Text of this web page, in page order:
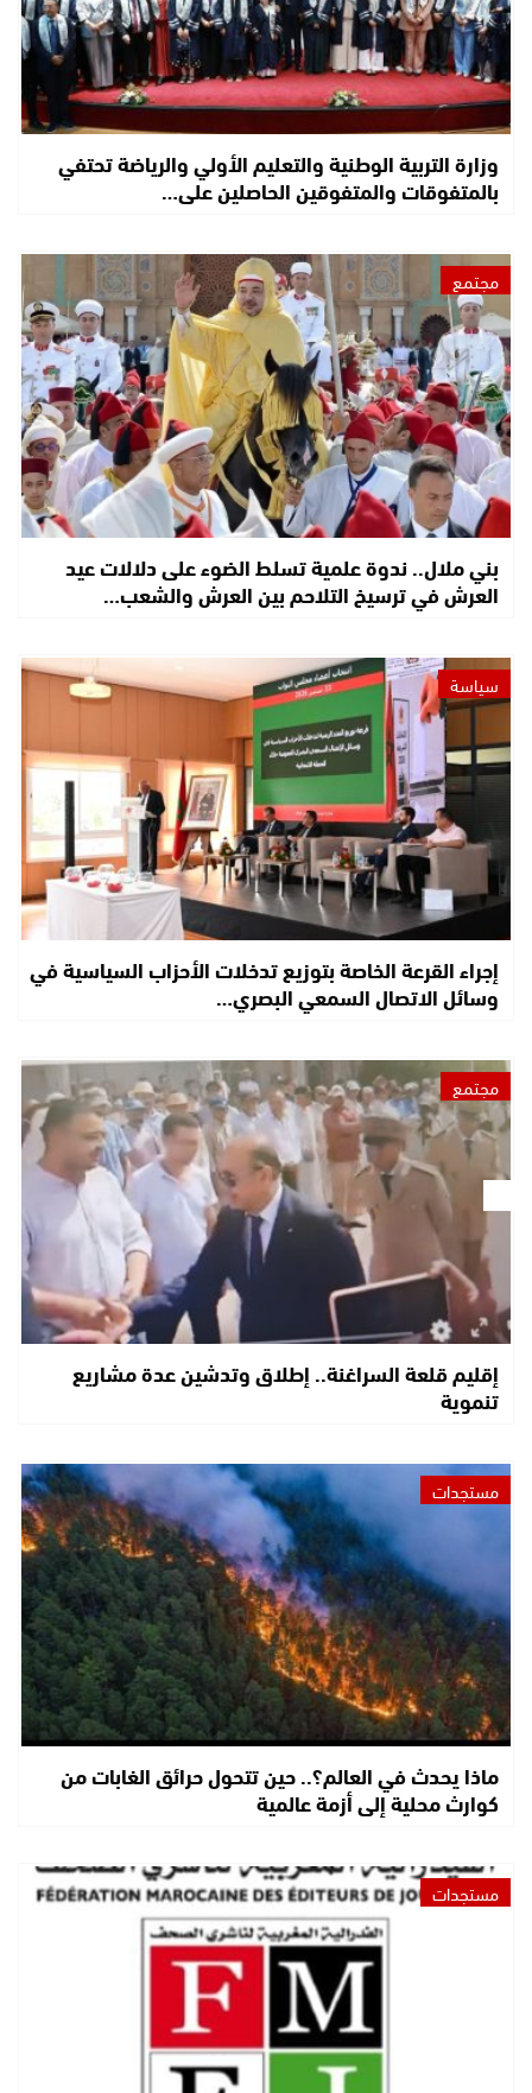
وزارة التربية الوطنية والتعليم الأولي والرياضة تحتفي
بالمتفوقات والمتفوقين الحاصلين على…
مجتمع
بني ملال.. ندوة علمية تسلط الضوء على دلالات عيد
العرش في ترسيخ التلاحم بين العرش والشعب…
سياسة
إجراء القرعة الخاصة بتوزيع تدخلات الأحزاب السياسية في
وسائل الاتصال السمعي البصري…
مجتمع
إقليم قلعة السراغنة.. إطلاق وتدشين عدة مشاريع
تنموية
مستجدات
ماذا يحدث في العالم؟.. حين تتحول حرائق الغابات من
كوارث محلية إلى أزمة عالمية
مستجدات